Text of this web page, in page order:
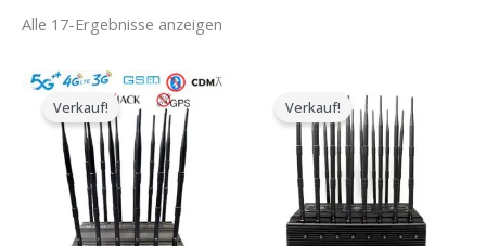
Alle 17-Ergebnisse anzeigen
Verkauf!
Preisspanne:
$729.99
bis
$749.99
Verkauf!
ursprüngliche
Preis
war:
$2,399.00.
aktuelle
Preis
$1,719.19.